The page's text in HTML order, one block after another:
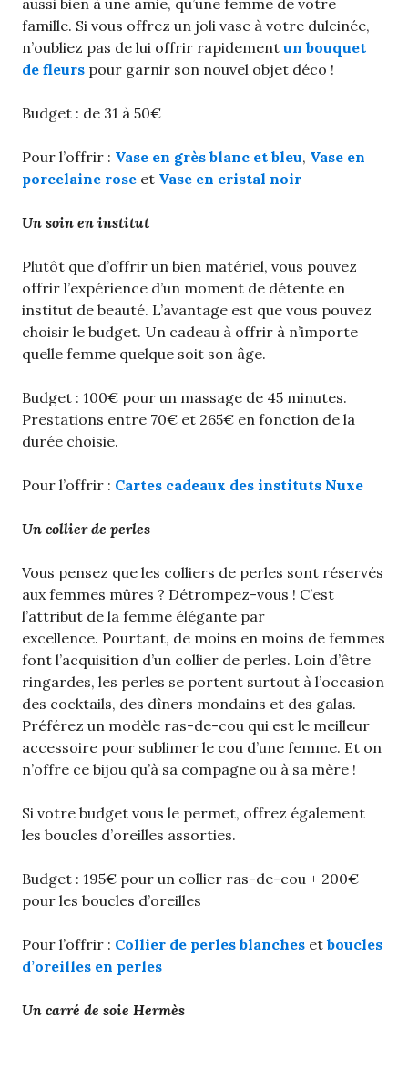
famille. Si vous offrez un joli vase à votre dulcinée,
n’oubliez pas de lui offrir rapidementun bouquet
de fleurs pour garnir son nouvel objet déco !
Budget : de 31 à 50€
Pour l’offrir : Vase en grès blanc et bleu, Vase en
porcelaine rose et Vase en cristal noir
Un soin en institut
Plutôt que d’offrir un bien matériel, vous pouvez
offrir l’expérience d’un moment de détente en
institut de beauté. L’avantage est que vous pouvez
choisir le budget. Un cadeau à offrir à n’importe
quelle femme quelque soit son âge.
Budget : 100€ pour un massage de 45 minutes.
Prestations entre 70€ et 265€ en fonction de la
durée choisie.
Pour l’offrir : Cartes cadeaux des instituts Nuxe
Un collier de perles
Vous pensez que les colliers de perles sont réservés
aux femmes mûres ? Détrompez-vous ! C’est
l’attribut de la femme élégante par
excellence. Pourtant, de moins en moins de femmes
font l’acquisition d’un collier de perles. Loin d’être
ringardes, les perles se portent surtout à l’occasion
des cocktails, des dîners mondains et des galas.
Préférez un modèle ras-de-cou qui est le meilleur
accessoire pour sublimer le cou d’une femme. Et on
n’offre ce bijou qu’à sa compagne ou à sa mère !
Si votre budget vous le permet, offrez également
les boucles d’oreilles assorties.
Budget : 195€ pour un collier ras-de-cou + 200€
pour les boucles d’oreilles
Pour l’offrir : Collier de perles blanches et boucles
d’oreilles en perles
Un carré de soie Hermès